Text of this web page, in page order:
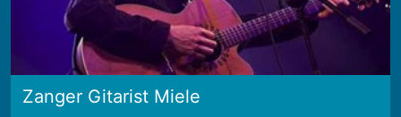
Zanger Gitarist Miele